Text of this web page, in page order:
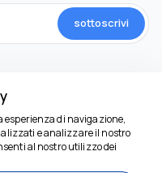
sottoscrivi
esperienza di navigazione,
e analizzare il nostro
al nostro utilizzo dei